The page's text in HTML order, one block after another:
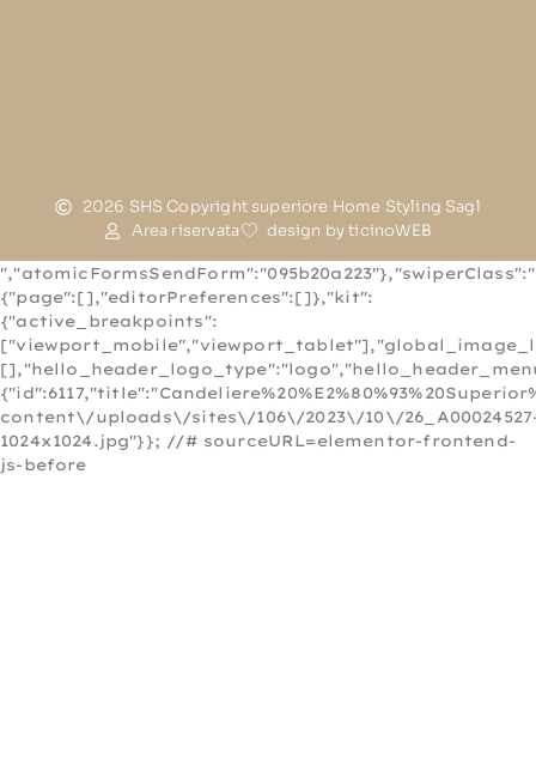
2026 SHS Copyright superiore Home Styling Sagl
Area riservata
design by ticinoWEB
{"page":[],"editorPreferences":[]},"kit":
{"active_breakpoints":
content\/uploads\/sites\/106\/2023\/10\/
1024x1024.jpg"}}; //# sourceURL=elementor-frontend-
js-before